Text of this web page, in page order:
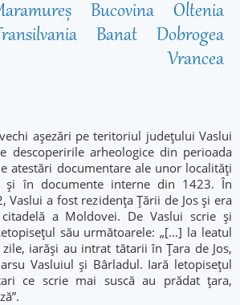
Bucovina
Oltenia
Banat
Dobrogea
Vrancea
așezări pe teritoriul județului Vaslui
descoperirile arheologice din perioada
atestări documentare ale unor localități
în documente interne din 1423. În
Vaslui a fost rezidența Țării de Jos și era
a Moldovei. De Vaslui scrie și
său următoarele: „[...] la leatul
iarăși au intrat tătarii în Țara de Jos,
Vasluiul și Bârladul. Iară letopisețul
ce scrie mai suscă au prădat țara,